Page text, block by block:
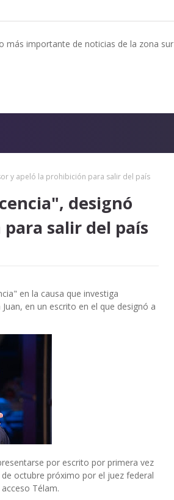
más importante de noticias de la zona sur
y apeló la prohibición para salir del país
designó
salir del país
en la causa que investiga
en un escrito en el que designó a
por escrito por primera vez
octubre próximo por el juez federal
Télam.